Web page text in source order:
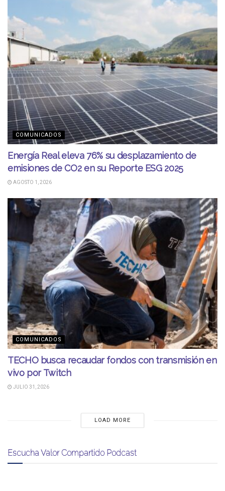
COMUNICADOS
Energía Real eleva 76% su desplazamiento de
emisiones de CO2 en su Reporte ESG 2025
AGOSTO 1, 2026
COMUNICADOS
TECHO busca recaudar fondos con transmisión en
vivo por Twitch
JULIO 31, 2026
LOAD MORE
Escucha Valor Compartido Podcast